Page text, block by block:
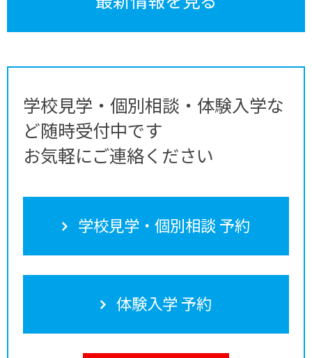
学校見学・個別相談・体験入学な
ど随時受付中です
お気軽にご連絡ください
学校見学・個別相談 予約
体験入学 予約